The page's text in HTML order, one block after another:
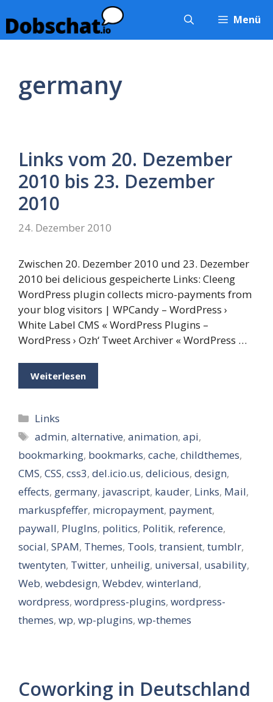
Inhalt
springen
Menü
germany
Links vom 20. Dezember
2010 bis 23. Dezember
2010
24. Dezember 2010
Zwischen 20. Dezember 2010 und 23. Dezember
2010 bei delicious gespeicherte Links: Cleeng
WordPress plugin collects micro-payments from
your blog visitors | WPCandy – WordPress ›
White Label CMS « WordPress Plugins –
WordPress › Ozh‘ Tweet Archiver « WordPress …
Weiterlesen
Kategorien
Links
Schlagwörter
admin,alternative,animation,api,
bookmarking, bookmarks, cache, childthemes,
CMS, CSS, css3, del.icio.us, delicious, design,
effects, germany, javascript, kauder, Links, Mail,
markuspfeffer, micropayment, payment,
paywall, PlugIns, politics, Politik, reference,
social, SPAM, Themes, Tools, transient, tumblr,
twentyten, Twitter, unheilig, universal, usability,
Web, webdesign, Webdev, winterland,
wordpress, wordpress-plugins, wordpress-
themes, wp, wp-plugins, wp-themes
Coworking in Deutschland